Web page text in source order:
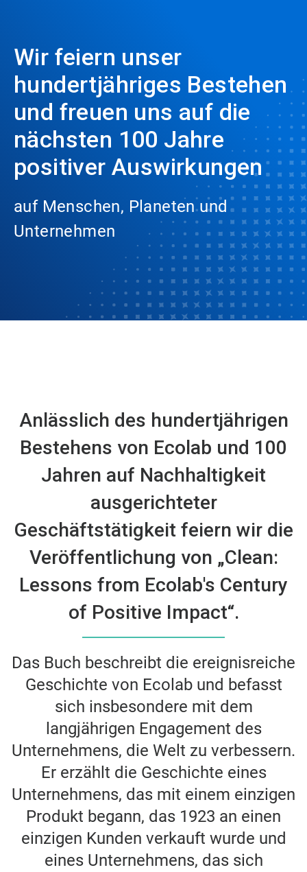
Wir feiern unser
hundertjähriges Bestehen
und freuen uns auf die
nächsten 100 Jahre
positiver Auswirkungen
auf Menschen, Planeten und
Unternehmen
Anlässlich des hundertjährigen
Bestehens von Ecolab und 100
Jahren auf Nachhaltigkeit
ausgerichteter
Geschäftstätigkeit feiern wir die
Veröffentlichung von „Clean:
Lessons from Ecolab's Century
of Positive Impact“.
Das Buch beschreibt die ereignisreiche
Geschichte von Ecolab und befasst
sich insbesondere mit dem
langjährigen Engagement des
Unternehmens, die Welt zu verbessern.
Er erzählt die Geschichte eines
Unternehmens, das mit einem einzigen
Produkt begann, das 1923 an einen
einzigen Kunden verkauft wurde und
eines Unternehmens, das sich